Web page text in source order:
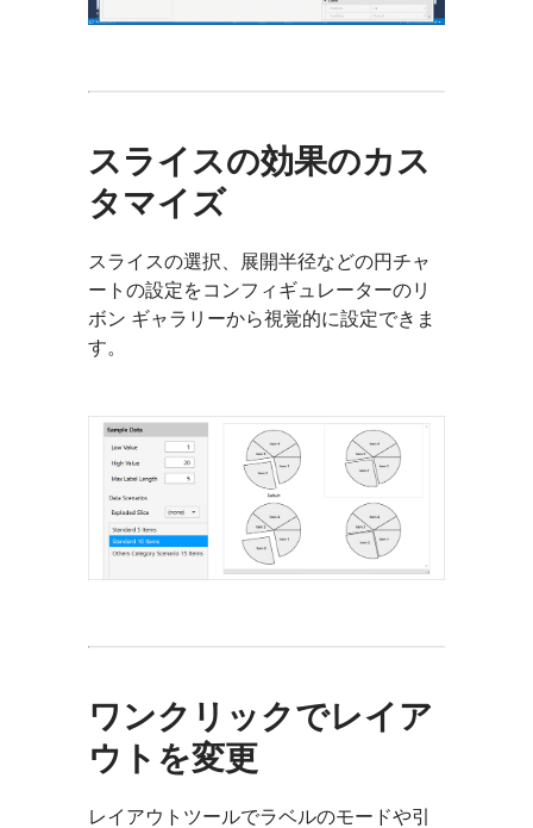
スライスの効果のカス
タマイズ
スライスの選択、展開半径などの円チャ
ートの設定をコンフィギュレーターのリ
ボン ギャラリーから視覚的に設定できま
す。
ワンクリックでレイア
ウトを変更
レイアウトツールでラベルのモードや引